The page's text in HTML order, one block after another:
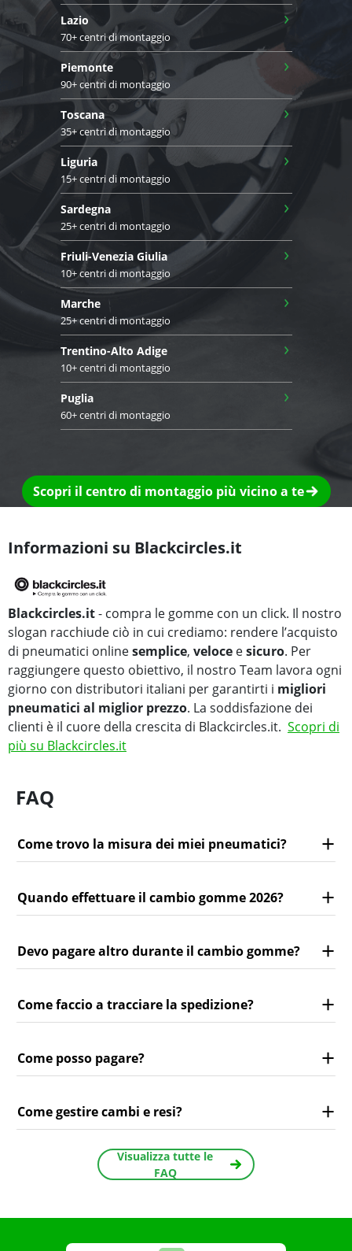
Lazio
70+ centri di montaggio
›
Piemonte
90+ centri di montaggio
›
Toscana
35+ centri di montaggio
›
Liguria
15+ centri di montaggio
›
Sardegna
25+ centri di montaggio
›
Friuli-Venezia Giulia
10+ centri di montaggio
›
Marche
25+ centri di montaggio
›
Trentino-Alto Adige
10+ centri di montaggio
›
Puglia
60+ centri di montaggio
›
Scopri il centro di montaggio più vicino a te
Informazioni su Blackcircles.it
Blackcircles.it- compra le gomme con un click. Il nostro
slogan racchiude ciò in cui crediamo: rendere l’acquisto
di pneumatici onlinesemplice, veloce esicuro. Per
raggiungere questo obiettivo, il nostro Team lavora ogni
giorno con distributori italiani per garantirti i migliori
pneumatici al miglior prezzo. La soddisfazione dei
clienti è il cuore della crescita di Blackcircles.it. Scopri di
più su Blackcircles.it
FAQ
Come trovo la misura dei miei pneumatici?
Quando effettuare il cambio gomme 2026?
Devo pagare altro durante il cambio gomme?
Come faccio a tracciare la spedizione?
Come posso pagare?
Come gestire cambi e resi?
Visualizza tutte le
FAQ